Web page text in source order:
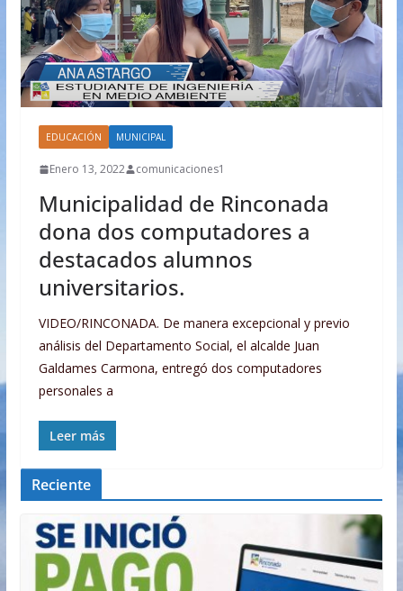
EDUCACIÓN MUNICIPAL
Enero 13, 2022 comunicaciones1
Municipalidad de Rinconada
dona dos computadores a
destacados alumnos
universitarios.
VIDEO/RINCONADA. De manera excepcional y previo
análisis del Departamento Social, el alcalde Juan
Galdames Carmona, entregó dos computadores
personales a
Leer más
Reciente